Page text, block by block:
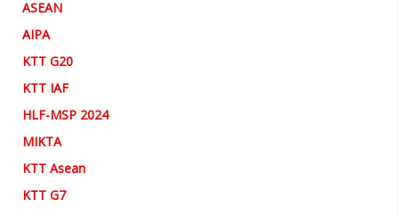
ASEAN
AIPA
KTT G20
KTT IAF
HLF-MSP 2024
MIKTA
KTT Asean
KTT G7